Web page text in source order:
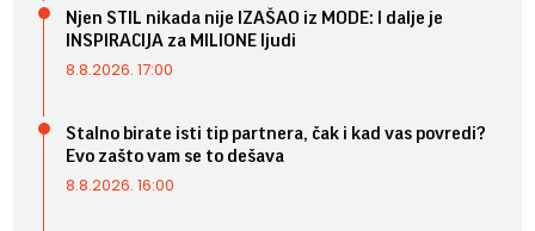
Njen STIL nikada nije IZAŠAO iz MODE: I dalje je
INSPIRACIJA za MILIONE ljudi
8.8.2026. 17:00
Stalno birate isti tip partnera, čak i kad vas povredi?
Evo zašto vam se to dešava
8.8.2026. 16:00